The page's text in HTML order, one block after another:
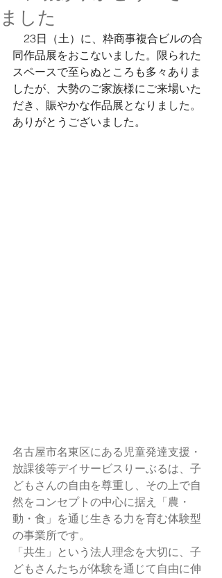
ました
23日（土）に、粋商事複合ビルの合
同作品展をおこないました。限られた
スペースで至らぬところも多々ありま
したが、大勢のご家族様にご来場いた
だき、賑やかな作品展となりました。
ありがとうございました。
名古屋市名東区にある児童発達支援・
放課後等デイサービスりーぶるは、子
どもさんの自由を尊重し、その上で自
然をコンセプトの中心に据え「農・
動・食」を通じ生きる力を育む体験型
の事業所です。
「共生」という法人理念を大切に、子
どもさんたちが体験を通じて自由に伸